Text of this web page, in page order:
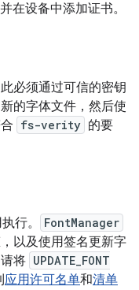
在设备中添加证书。
必须通过可信的密钥
的字体文件，然后使
fs-verity 的要
行。 FontManager
以及使用签名更新字
将 UPDATE_FONT
应用许可名单和清单